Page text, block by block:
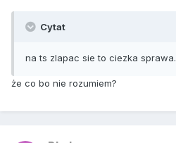
Cytat
na ts zlapac sie to ciezka sprawa.
że co bo nie rozumiem?